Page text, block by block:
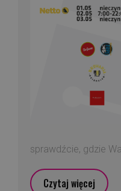
sprawdźcie, gdzie
Czytaj więcej